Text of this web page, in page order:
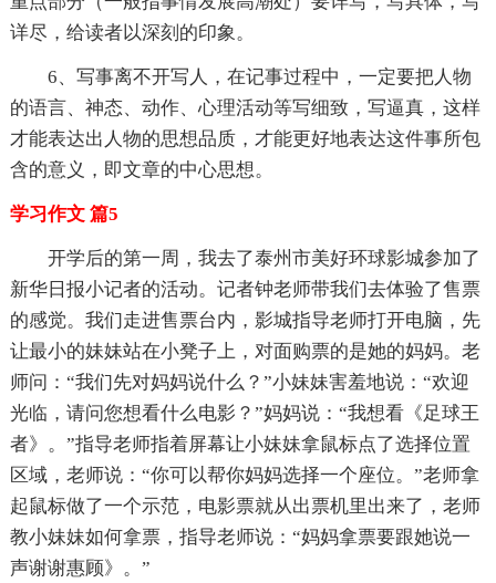
详尽，给读者以深刻的印象。
6、写事离不开写人，在记事过程中，一定要把人物
的语言、神态、动作、心理活动等写细致，写逼真，这样
才能表达出人物的思想品质，才能更好地表达这件事所包
含的意义，即文章的中心思想。
学习作文 篇5
开学后的第一周，我去了泰州市美好环球影城参加了
新华日报小记者的活动。记者钟老师带我们去体验了售票
的感觉。我们走进售票台内，影城指导老师打开电脑，先
让最小的妹妹站在小凳子上，对面购票的是她的妈妈。老
师问：“我们先对妈妈说什么？”小妹妹害羞地说：“欢迎
光临，请问您想看什么电影？”妈妈说：“我想看《足球王
者》。”指导老师指着屏幕让小妹妹拿鼠标点了选择位置
区域，老师说：“你可以帮你妈妈选择一个座位。”老师拿
起鼠标做了一个示范，电影票就从出票机里出来了，老师
教小妹妹如何拿票，指导老师说：“妈妈拿票要跟她说一
声谢谢惠顾》。”